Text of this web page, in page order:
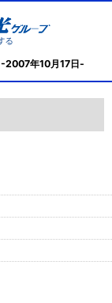
-2007年10月17日-